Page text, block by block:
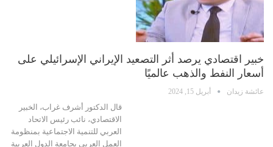
خبير اقتصادي يرصد أثر التصعيد الإيراني الإسرائيلي على
أسعار النفط والذهب عالميًا
عائشة زيدان أبريل 15, 2024
قال الدكتور أشرف غراب، الخبير
الاقتصادي، نائب رئيس الاتحاد
العربي للتنمية الاجتماعية بمنظومة
العمل العربي بجامعة الدول العربية